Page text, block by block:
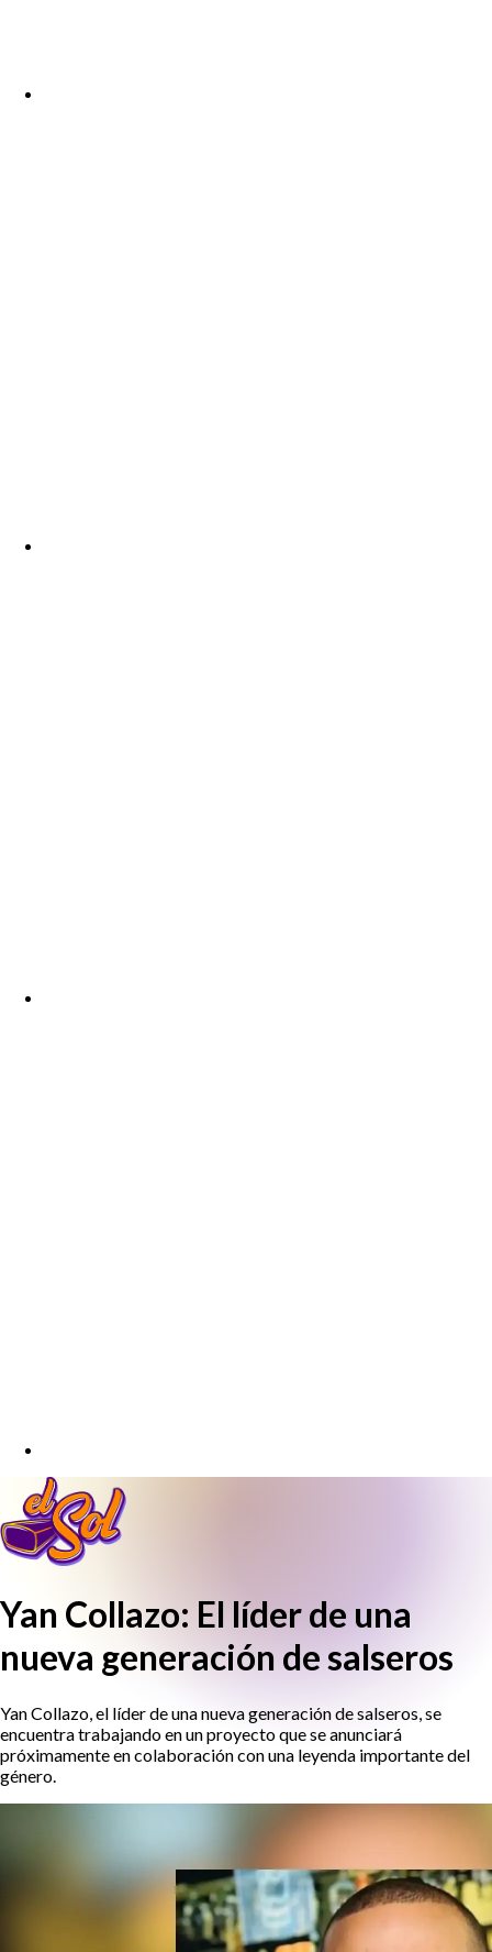
Yan Collazo: El líder de una
nueva generación de salseros
Yan Collazo, el líder de una nueva generación de salseros, se
encuentra trabajando en un proyecto que se anunciará
próximamente en colaboración con una leyenda importante del
género.